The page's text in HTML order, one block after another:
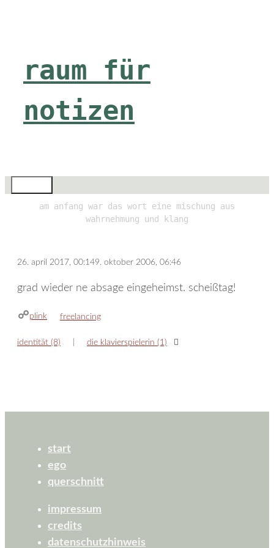
raum für
notizen
am anfang war das wort eine mischung aus
wahrnehmung und klang
26. april 2017, 00:149. oktober 2006, 06:46
grad wieder ne absage eingeheimst. scheißtag!
plink kategorien
freelancing
identität (8) die klavierspielerin (1)
start
ego
querschnitt
impressum
credits
datenschutzhinweis